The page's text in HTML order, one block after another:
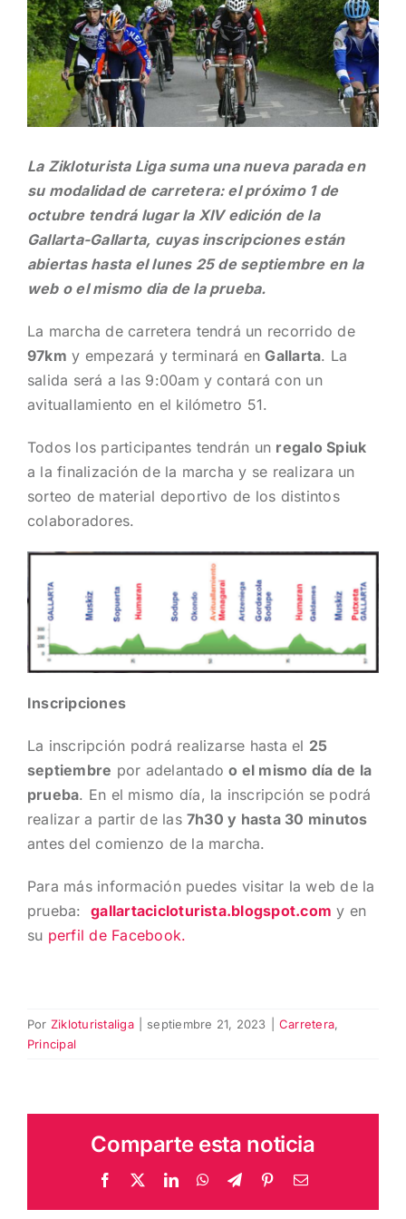
grande
La Zikloturista Liga suma una nueva parada en
su modalidad de carretera: el próximo 1 de
octubre tendrá lugar la XIV edición de la
Gallarta-Gallarta, cuyas inscripciones están
abiertas hasta el lunes 25 de septiembre en la
web o el mismo dia de la prueba.
La marcha de carretera tendrá un recorrido de
97km y empezará y terminará enGallarta. La
salida será a las 9:00am y contará con un
avituallamiento en el kilómetro 51.
Todos los participantes tendrán un regalo Spiuk
a la finalización de la marcha y se realizara un
sorteo de material deportivo de los distintos
colaboradores.
Inscripciones
La inscripción podrá realizarse hasta el 25
septiembre por adelantadoo el mismo día de la
prueba. En el mismo día, la inscripción se podrá
realizar a partir de las 7h30 y hasta 30 minutos
antes del comienzo de la marcha.
Para más información puedes visitar la web de la
prueba:gallartacicloturista.blogspot.com y en
su perfil de Facebook.
Por Zikloturistaliga septiembre 21, 2023 Carretera,
Principal
Comparte esta noticia
Facebook LinkedInWhatsApp
TelegramPinterestCorreo